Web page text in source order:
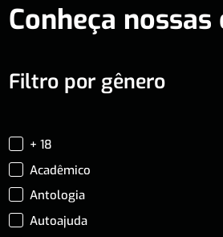
Conheça nossas
Filtro por gênero
+ 18
Acadêmico
Antologia
Autoajuda